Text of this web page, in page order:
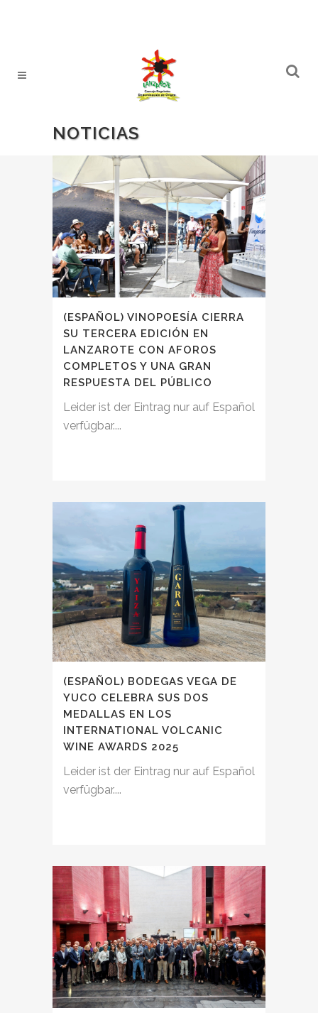
NOTICIAS
(ESPAÑOL) VINOPOESÍA CIERRA
SU TERCERA EDICIÓN EN
LANZAROTE CON AFOROS
COMPLETOS Y UNA GRAN
RESPUESTA DEL PÚBLICO
Leider ist der Eintrag nur auf Español
verfügbar....
(ESPAÑOL) BODEGAS VEGA DE
YUCO CELEBRA SUS DOS
MEDALLAS EN LOS
INTERNATIONAL VOLCANIC
WINE AWARDS 2025
Leider ist der Eintrag nur auf Español
verfügbar....